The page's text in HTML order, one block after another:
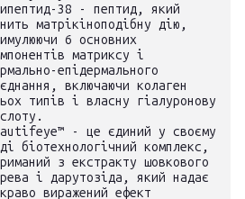
38 - пептид, який
матрікіноподібну дію,
6 основних
матриксу і
епідермального
включаючи колаген
типів і власну гіалуронову
- це єдиний у своєму
біотехнологічний комплекс,
з екстракту шовкового
і дарутозіда, який надає
виражений ефект